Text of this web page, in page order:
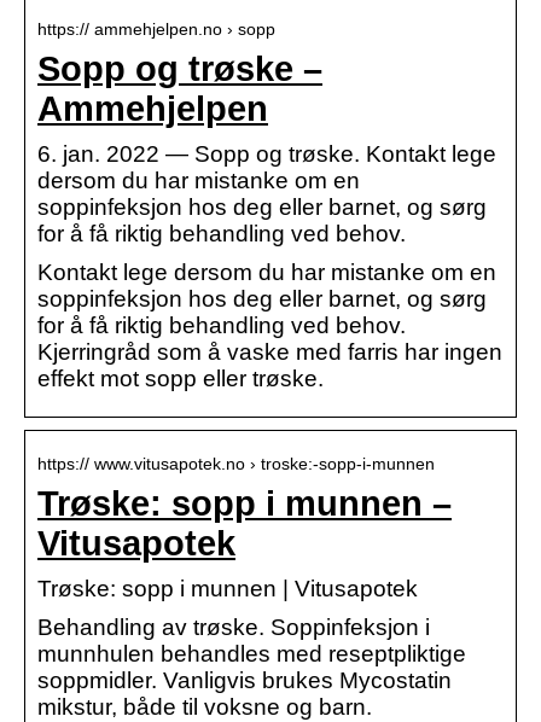
https:// ammehjelpen.no › sopp
Sopp og trøske –
Ammehjelpen
6. jan. 2022 — Sopp og trøske. Kontakt lege
dersom du har mistanke om en
soppinfeksjon hos deg eller barnet, og sørg
for å få riktig behandling ved behov.
Kontakt lege dersom du har mistanke om en
soppinfeksjon hos deg eller barnet, og sørg
for å få riktig behandling ved behov.
Kjerringråd som å vaske med farris har ingen
effekt mot sopp eller trøske.
https:// www.vitusapotek.no › troske:-sopp-i-munnen
Trøske: sopp i munnen –
Vitusapotek
Trøske: sopp i munnen | Vitusapotek
Behandling av trøske. Soppinfeksjon i
munnhulen behandles med reseptpliktige
soppmidler. Vanligvis brukes Mycostatin
mikstur, både til voksne og barn.